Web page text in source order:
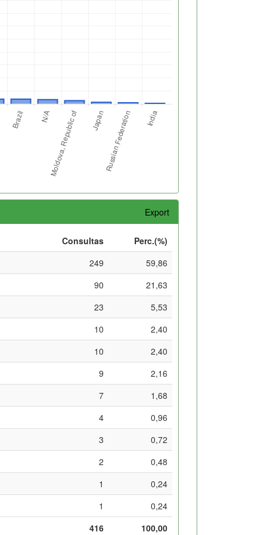
Export
Consultas
Perc.(%)
249
59,86
90
21,63
23
5,53
10
2,40
10
2,40
9
2,16
7
1,68
4
0,96
3
0,72
2
0,48
1
0,24
1
0,24
416
100,00